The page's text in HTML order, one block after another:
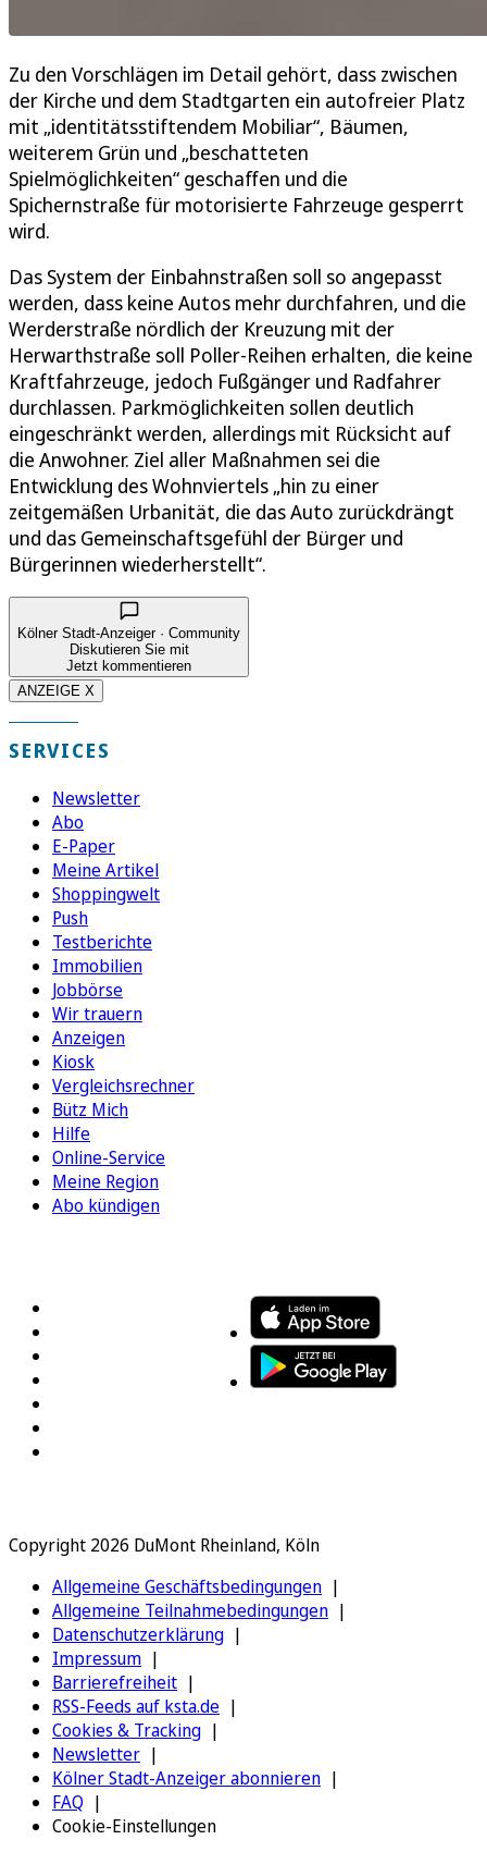
Zu den Vorschlägen im Detail gehört, dass zwischen
der Kirche und dem Stadtgarten ein autofreier Platz
mit „identitätsstiftendem Mobiliar“, Bäumen,
weiterem Grün und „beschatteten
Spielmöglichkeiten“ geschaffen und die
Spichernstraße für motorisierte Fahrzeuge gesperrt
wird.
Das System der Einbahnstraßen soll so angepasst
werden, dass keine Autos mehr durchfahren, und die
Werderstraße nördlich der Kreuzung mit der
Herwarthstraße soll Poller-Reihen erhalten, die keine
Kraftfahrzeuge, jedoch Fußgänger und Radfahrer
durchlassen. Parkmöglichkeiten sollen deutlich
eingeschränkt werden, allerdings mit Rücksicht auf
die Anwohner. Ziel aller Maßnahmen sei die
Entwicklung des Wohnviertels „hin zu einer
zeitgemäßen Urbanität, die das Auto zurückdrängt
und das Gemeinschaftsgefühl der Bürger und
Bürgerinnen wiederherstellt“.
Kölner Stadt-Anzeiger · Community
Diskutieren Sie mit
Jetzt kommentieren
ANZEIGE X
SERVICES
Newsletter
Abo
E-Paper
Meine Artikel
Shoppingwelt
Push
Testberichte
Immobilien
Jobbörse
Wir trauern
Anzeigen
Kiosk
Vergleichsrechner
Bütz Mich
Hilfe
Online-Service
Meine Region
Abo kündigen
Copyright 2026 DuMont Rheinland, Köln
Allgemeine Geschäftsbedingungen
Allgemeine Teilnahmebedingungen
Datenschutzerklärung
Impressum
Barrierefreiheit
RSS-Feeds auf ksta.de
Cookies & Tracking
Newsletter
Kölner Stadt-Anzeiger abonnieren
FAQ
Cookie-Einstellungen